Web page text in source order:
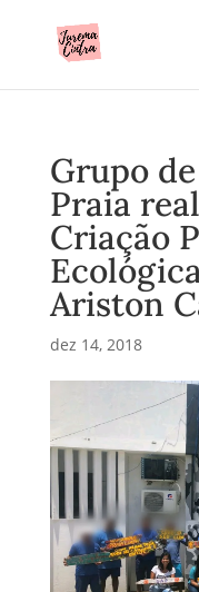
Grupo
Praia
Criação
Ariston
dez 14, 2018